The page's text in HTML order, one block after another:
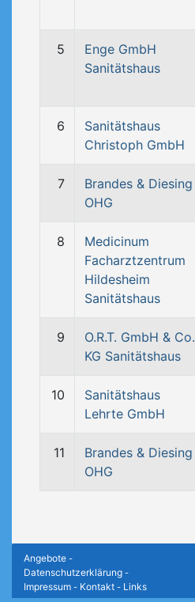
5
Enge GmbH
Sanitätshaus
6
Sanitätshaus
Christoph GmbH
7
Brandes & Diesing
OHG
8
Medicinum
Facharztzentrum
Hildesheim
Sanitätshaus
9
O.R.T. GmbH & Co.
KG Sanitätshaus
10
Sanitätshaus
Lehrte GmbH
11
Brandes & Diesing
OHG
Angebote -
Datenschutzerklärung -
Impressum - Kontakt - Links